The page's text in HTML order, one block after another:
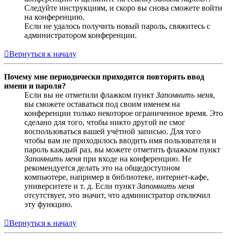
Следуйте инструкциям, и скоро вы снова сможете войти
на конференцию.
Если не удалось получить новый пароль, свяжитесь с
администратором конференции.
Вернуться к началу
Почему мне периодически приходится повторять ввод
имени и пароля?
Если вы не отметили флажком пункт Запомнить меня,
вы сможете оставаться под своим именем на
конференции только некоторое ограниченное время. Это
сделано для того, чтобы никто другой не смог
воспользоваться вашей учётной записью. Для того
чтобы вам не приходилось вводить имя пользователя и
пароль каждый раз, вы можете отметить флажком пункт
Запомнить меня при входе на конференцию. Не
рекомендуется делать это на общедоступном
компьютере, например в библиотеке, интернет-кафе,
университете и т. д. Если пункт Запомнить меня
отсутствует, это значит, что администратор отключил
эту функцию.
Вернуться к началу